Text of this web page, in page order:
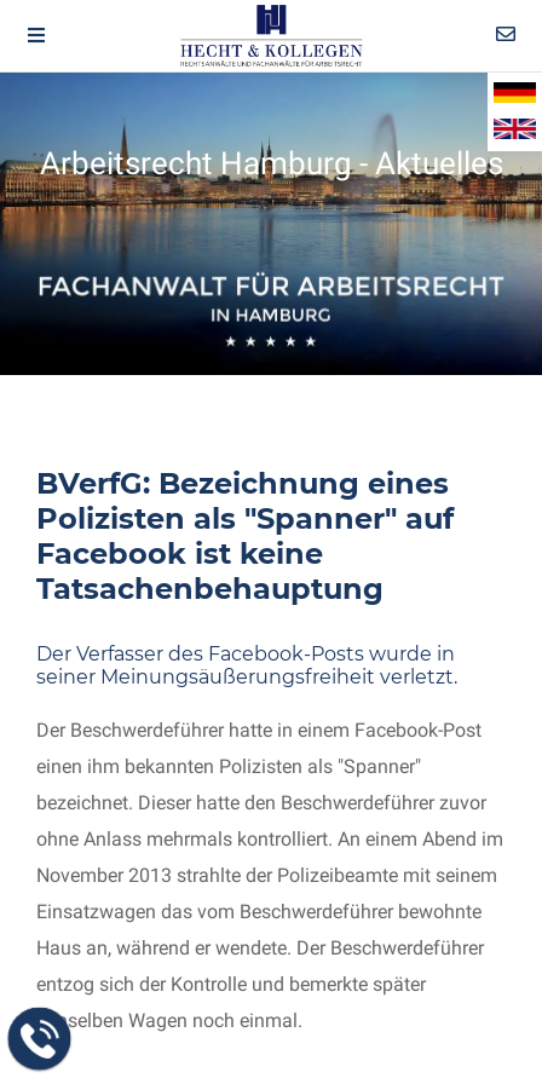
Arbeitsrecht Hamburg - Aktuelles
BVerfG: Bezeichnung eines
Polizisten als "Spanner" auf
Facebook ist keine
Tatsachenbehauptung
Der Verfasser des Facebook-Posts wurde in
seiner Meinungsäußerungsfreiheit verletzt.
Der Beschwerdeführer hatte in einem Facebook-Post
einen ihm bekannten Polizisten als "Spanner"
bezeichnet. Dieser hatte den Beschwerdeführer zuvor
ohne Anlass mehrmals kontrolliert. An einem Abend im
November 2013 strahlte der Polizeibeamte mit seinem
Einsatzwagen das vom Beschwerdeführer bewohnte
Haus an, während er wendete. Der Beschwerdeführer
entzog sich der Kontrolle und bemerkte später
denselben Wagen noch einmal.